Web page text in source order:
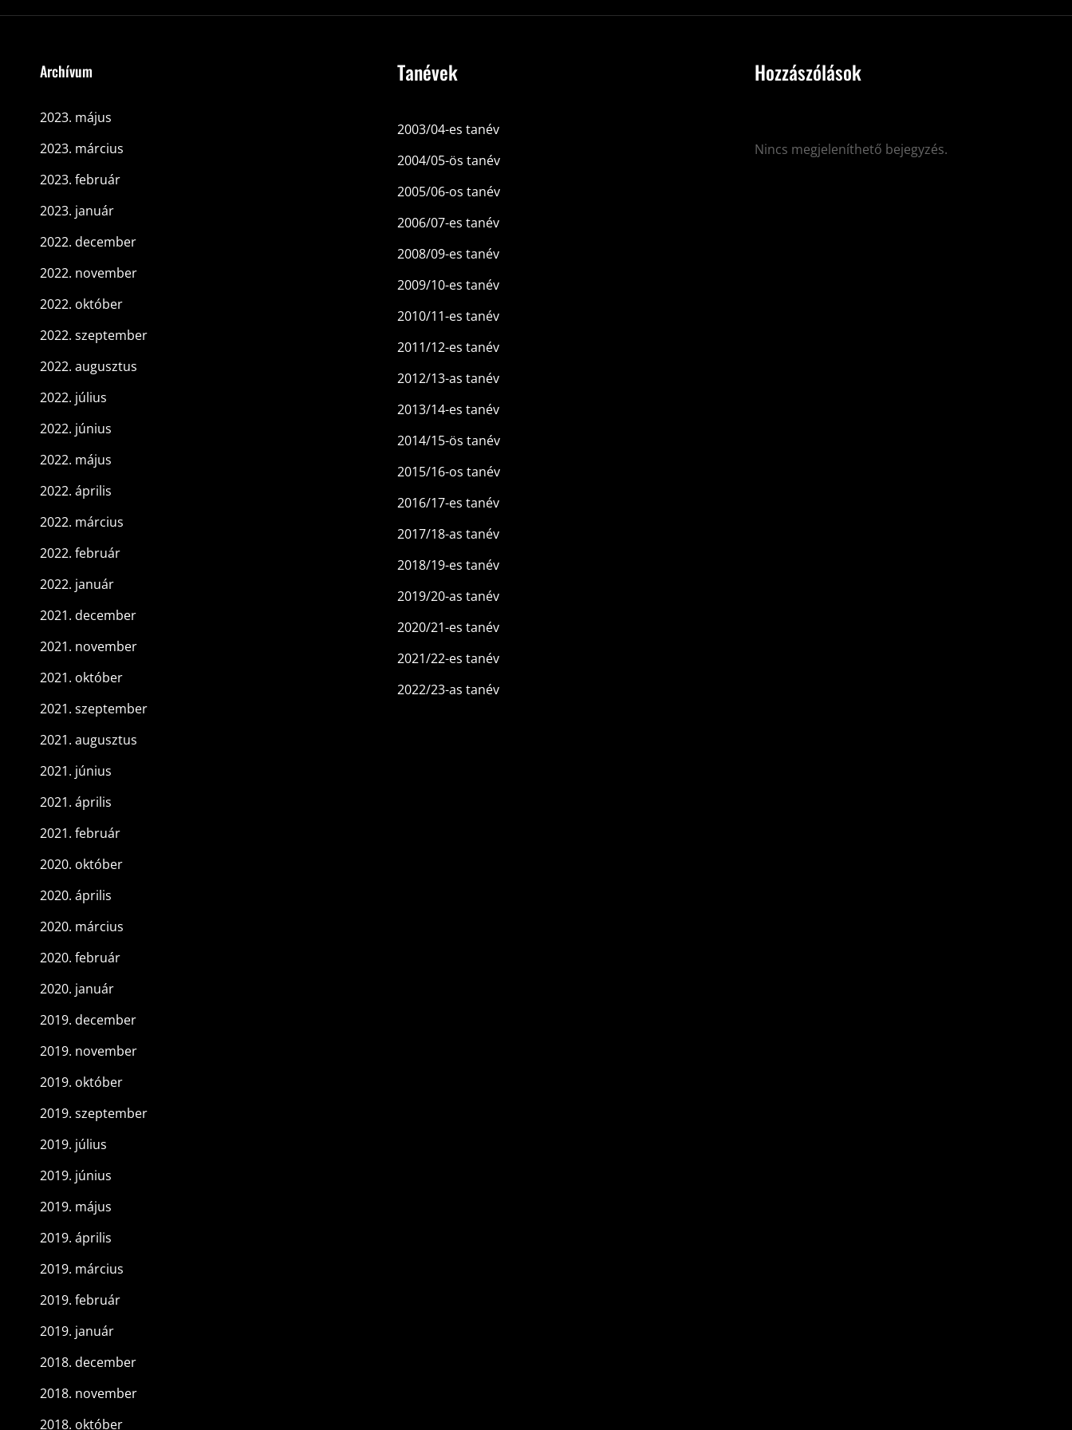
Archívum
2023. május
2023. március
2023. február
2023. január
2022. december
2022. november
2022. október
2022. szeptember
2022. augusztus
2022. július
2022. június
2022. május
2022. április
2022. március
2022. február
2022. január
2021. december
2021. november
2021. október
2021. szeptember
2021. augusztus
2021. június
2021. április
2021. február
2020. október
2020. április
2020. március
2020. február
2020. január
2019. december
2019. november
2019. október
2019. szeptember
2019. július
2019. június
2019. május
2019. április
2019. március
2019. február
2019. január
2018. december
2018. november
2018. október
Tanévek
2003/04-es tanév
2004/05-ös tanév
2005/06-os tanév
2006/07-es tanév
2008/09-es tanév
2009/10-es tanév
2010/11-es tanév
2011/12-es tanév
2012/13-as tanév
2013/14-es tanév
2014/15-ös tanév
2015/16-os tanév
2016/17-es tanév
2017/18-as tanév
2018/19-es tanév
2019/20-as tanév
2020/21-es tanév
2021/22-es tanév
2022/23-as tanév
Hozzászólások
Nincs megjeleníthető bejegyzés.